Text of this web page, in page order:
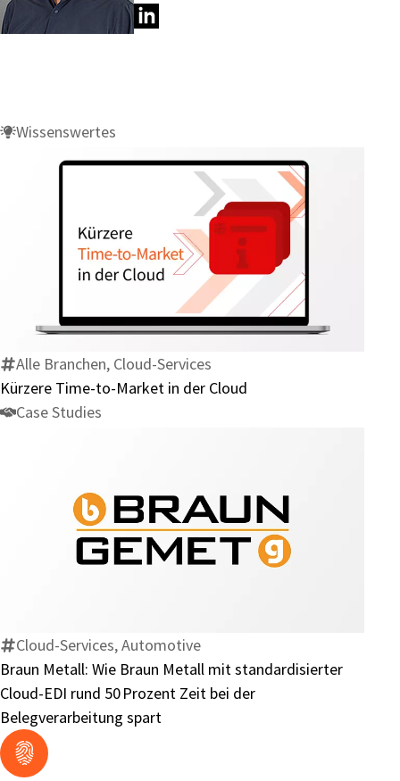
Wissenswertes
Kürzere
Time-
to-
Market
in
der
Alle Branchen, Cloud-Services
Kürzere Time-to-Market in der Cloud
Case Studies
Braun
Metall:
Metall
mit
standardisierter
Cloud-Services, Automotive
Braun Metall: Wie Braun Metall mit standardisierter
Cloud-EDI rund 50 Prozent Zeit bei der
Belegverarbeitung spart